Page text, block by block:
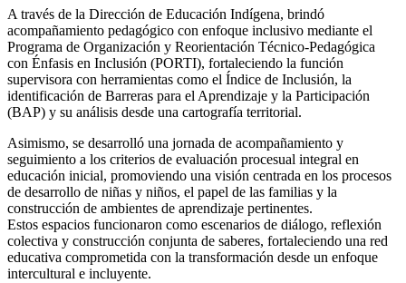
A través de la Dirección de Educación Indígena, brindó
acompañamiento pedagógico con enfoque inclusivo mediante el
Programa de Organización y Reorientación Técnico-Pedagógica
con Énfasis en Inclusión (PORTI), fortaleciendo la función
supervisora con herramientas como el Índice de Inclusión, la
identificación de Barreras para el Aprendizaje y la Participación
(BAP) y su análisis desde una cartografía territorial.
Asimismo, se desarrolló una jornada de acompañamiento y
seguimiento a los criterios de evaluación procesual integral en
educación inicial, promoviendo una visión centrada en los procesos
de desarrollo de niñas y niños, el papel de las familias y la
construcción de ambientes de aprendizaje pertinentes.
Estos espacios funcionaron como escenarios de diálogo, reflexión
colectiva y construcción conjunta de saberes, fortaleciendo una red
educativa comprometida con la transformación desde un enfoque
intercultural e incluyente.